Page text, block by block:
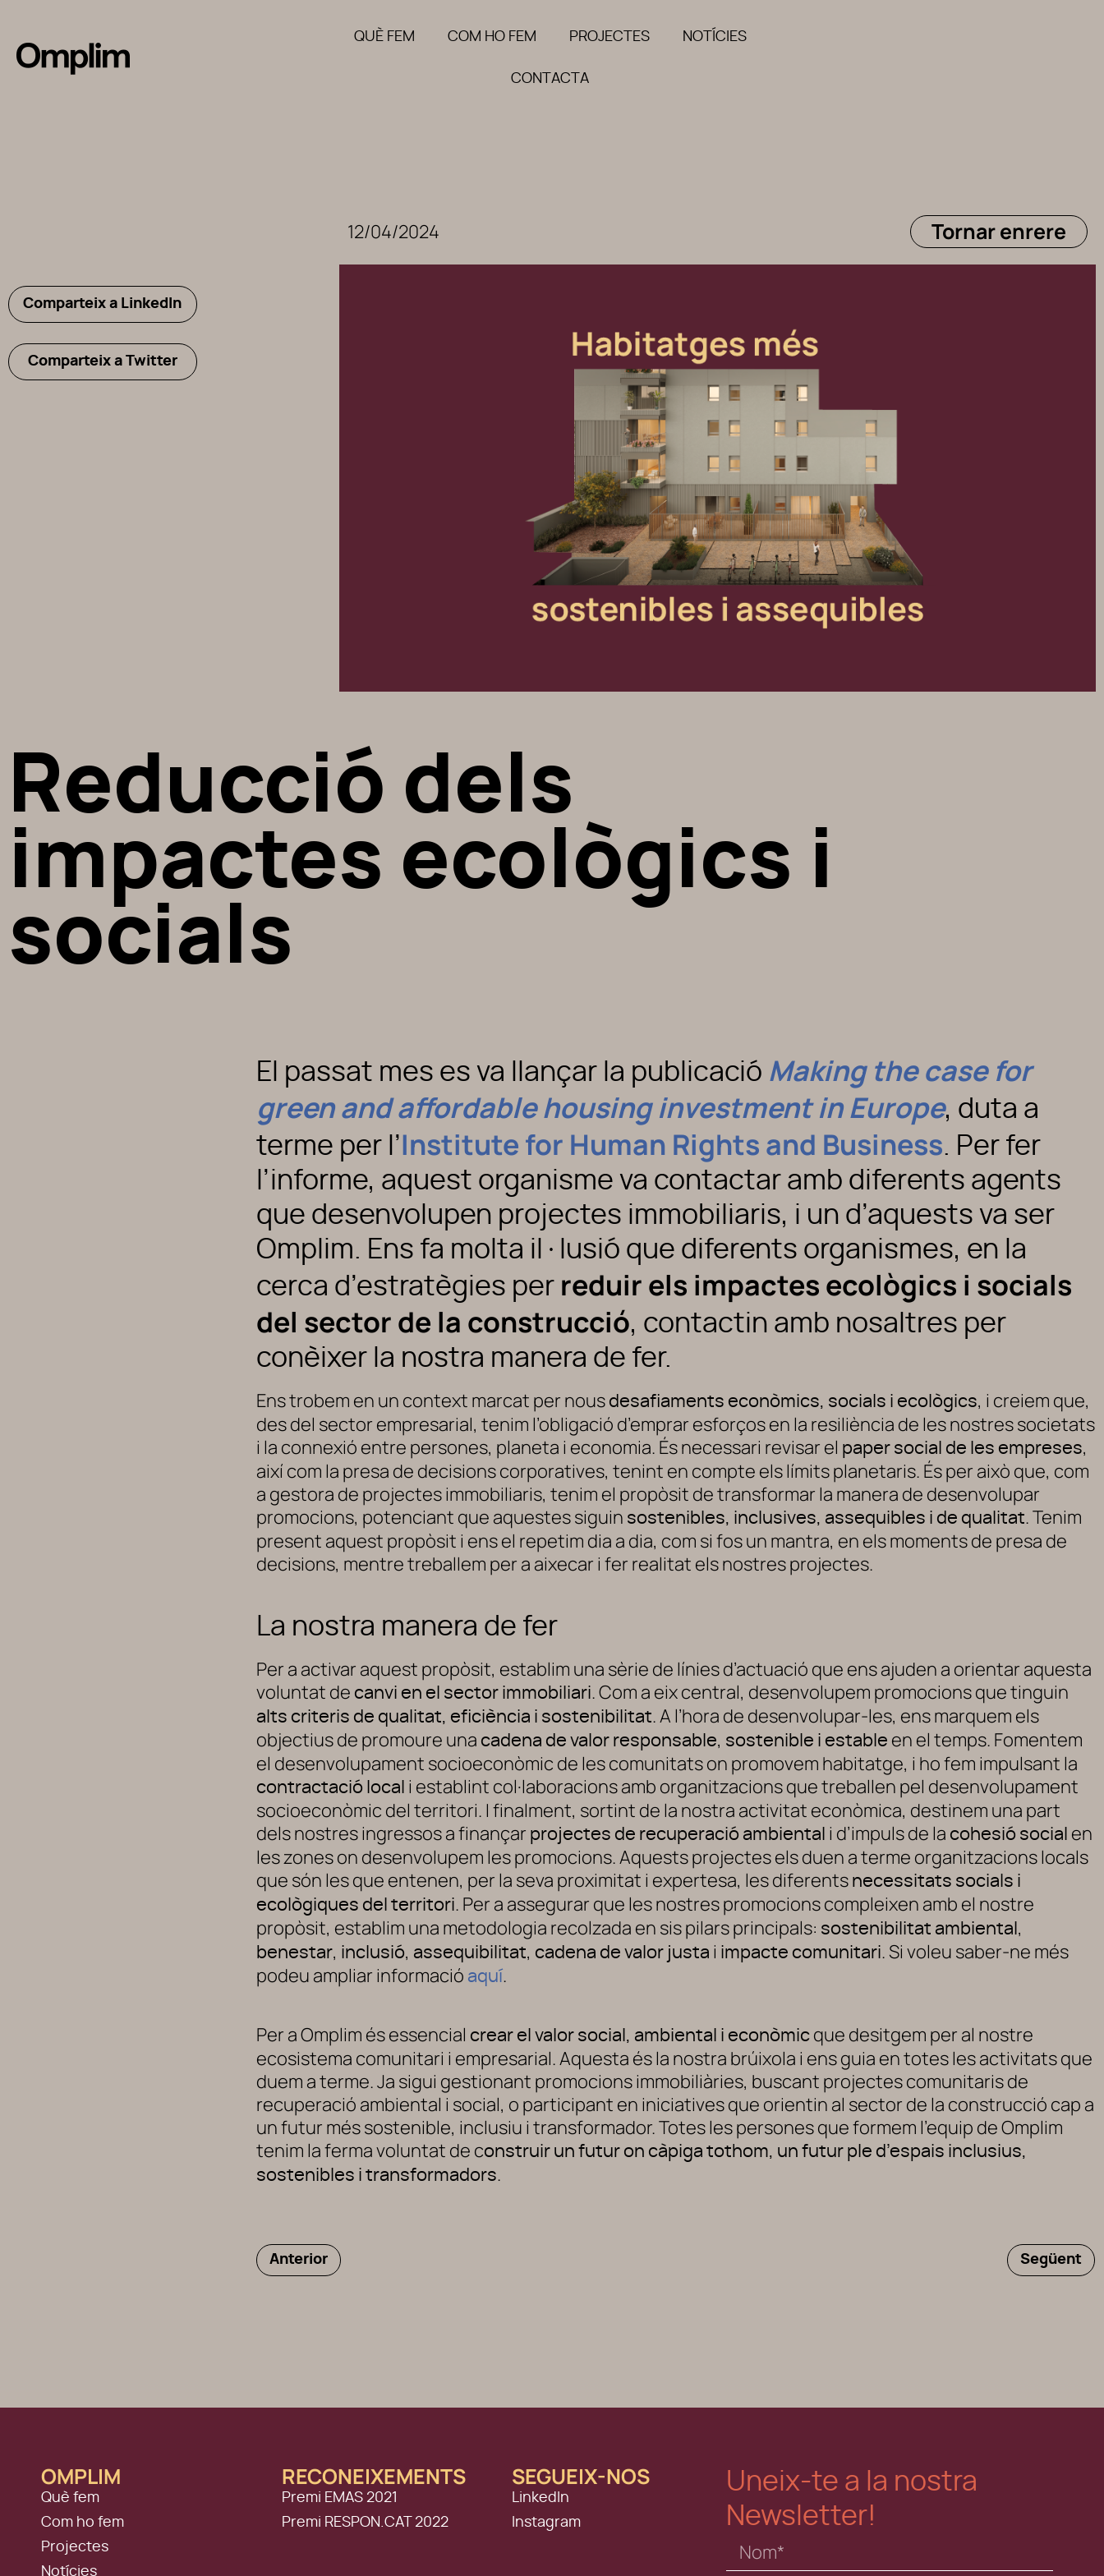
QUÈ FEM COM HO FEM PROJECTES NOTÍCIES
CONTACTA
Comparteix a LinkedIn
Comparteix a Twitter
12/04/2024 Tornar enrere
Reducció dels
impactes ecològics i
socials
El passat mes es va llançar la publicació Making the case for
green and affordable housing investment in Europe, duta a
terme per l’Institute for Human Rights and Business. Per fer
l’informe, aquest organisme va contactar amb diferents agents
que desenvolupen projectes immobiliaris, i un d’aquests va ser
Omplim. Ens fa molta il·lusió que diferents organismes, en la
cerca d’estratègies per reduir els impactes ecològics i socials
del sector de la construcció, contactin amb nosaltres per
conèixer la nostra manera de fer.
Ens trobem en un context marcat per nous desafiaments econòmics, socials i ecològics, i creiem que,
des del sector empresarial, tenim l’obligació d’emprar esforços en la resiliència de les nostres societats
i la connexió entre persones, planeta i economia. És necessari revisar el paper social de les empreses,
així com la presa de decisions corporatives, tenint en compte els límits planetaris. És per això que, com
a gestora de projectes immobiliaris, tenim el propòsit de transformar la manera de desenvolupar
promocions, potenciant que aquestes siguin sostenibles, inclusives, assequibles i de qualitat. Tenim
present aquest propòsit i ens el repetim dia a dia, com si fos un mantra, en els moments de presa de
decisions, mentre treballem per a aixecar i fer realitat els nostres projectes.
La nostra manera de fer
Per a activar aquest propòsit, establim una sèrie de línies d’actuació que ens ajuden a orientar aquesta
voluntat de canvi en el sector immobiliari. Com a eix central, desenvolupem promocions que tinguin
alts criteris de qualitat, eficiència i sostenibilitat. A l’hora de desenvolupar-les, ens marquem els
objectius de promoure una cadena de valor responsable, sostenible i estable en el temps. Fomentem
el desenvolupament socioeconòmic de les comunitats on promovem habitatge, i ho fem impulsant la
contractació local i establint col·laboracions amb organitzacions que treballen pel desenvolupament
socioeconòmic del territori. I finalment, sortint de la nostra activitat econòmica, destinem una part
dels nostres ingressos a finançar projectes de recuperació ambiental i d’impuls de la cohesió social en
les zones on desenvolupem les promocions. Aquests projectes els duen a terme organitzacions locals
que són les que entenen, per la seva proximitat i expertesa, les diferents necessitats socials i
ecològiques del territori. Per a assegurar que les nostres promocions compleixen amb el nostre
propòsit, establim una metodologia recolzada en sis pilars principals: sostenibilitat ambiental ,
benestar, inclusió, assequibilitat, cadena de valor justa i impacte comunitari. Si voleu saber-ne més
podeu ampliar informació aquí.
Per a Omplim és essencial crear el valor social, ambiental i econòmicque desitgem per al nostre
ecosistema comunitari i empresarial. Aquesta és la nostra brúixola i ens guia en totes les activitats que
duem a terme. Ja sigui gestionant promocions immobiliàries, buscant projectes comunitaris de
recuperació ambiental i social, o participant en iniciatives que orientin al sector de la construcció cap a
un futur més sostenible, inclusiu i transformador. Totes les persones que formem l’equip de Omplim
tenim la ferma voluntat de construir un futur on càpiga tothom, un futur ple d’espais inclusius,
sostenibles i transformadors.
Anterior Següent
OMPLIM
Què fem
Com ho fem
Projectes
Notícies
RECONEIXEMENTS
Premi EMAS 2021
Premi RESPON.CAT 2022
SEGUEIX-NOS
LinkedIn
Instagram
Uneix-te a la nostra
Newsletter!